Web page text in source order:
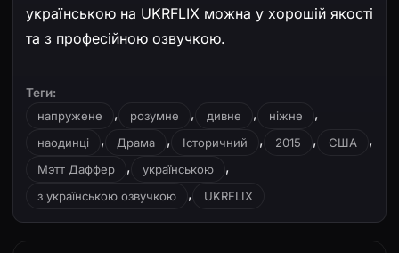
українською на UKRFLIX можна у хорошій якості
та з професійною озвучкою.
Теги:
напружене
, розумне , дивне , ніжне ,
наодинці , Драма , Історичний , 2015 , США ,
Мэтт Даффер , українською ,
з українською озвучкою , UKRFLIX